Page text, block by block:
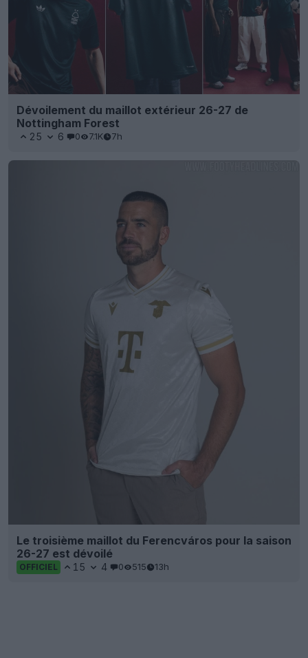
Dévoilement du maillot extérieur 26-27 de
Nottingham Forest
25 6 0 7.1K 7h
Le troisième maillot du Ferencváros pour la saison
26-27 est dévoilé
OFFICIEL 15 4 0 515 13h